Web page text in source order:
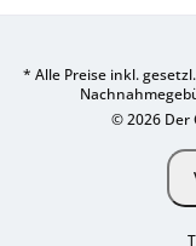
* Alle Preise inkl.
© 2026 Der